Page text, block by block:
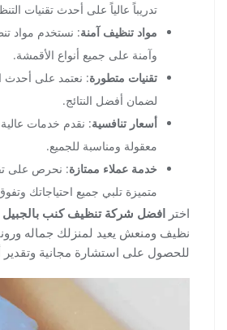
تدريباً عالياً على أحدث تقنيات
مواد تنظيف آمنة: نستخدم مواد
وآمنة على جميع أنواع الأقمشة.
تقنيات متطورة: نعتمد على أحدث
لضمان أفضل النتائج.
أسعار تنافسية: نقدم خدمات عالية
معقولة ومناسبة للجميع.
خدمة عملاء ممتازة: نحرص على
متميزة تلبي جميع احتياجاتك
اختر افضل شركة تنظيف كنب بالجبيل
نظيف ومنعش يعيد لمنزلك جماله
للحصول على استشارة مجانية وتقدير